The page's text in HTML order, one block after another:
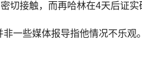
切接触，而再哈林在4天后证实
一些媒体报导指他情况不乐观。